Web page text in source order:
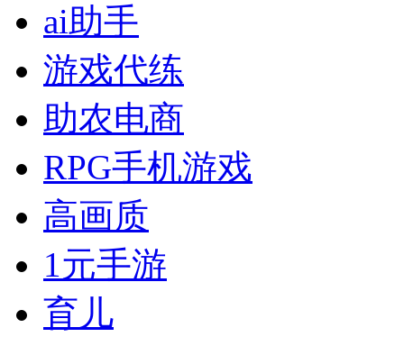
ai助手
游戏代练
助农电商
RPG手机游戏
高画质
1元手游
育儿